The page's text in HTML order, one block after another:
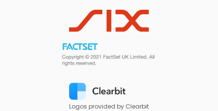
Logos provided by Clearbit